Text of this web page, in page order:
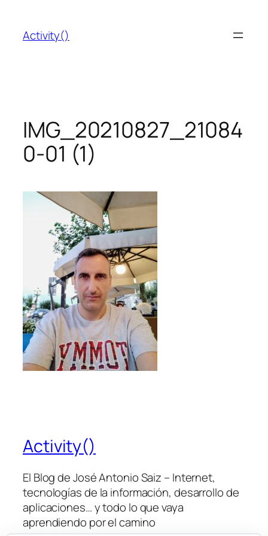
contenido
Activity()
IMG_20210827_21084
0-01 (1)
Activity()
El Blog de José Antonio Saiz – Internet,
tecnologías de la información, desarrollo de
aplicaciones… y todo lo que vaya
aprendiendo por el camino